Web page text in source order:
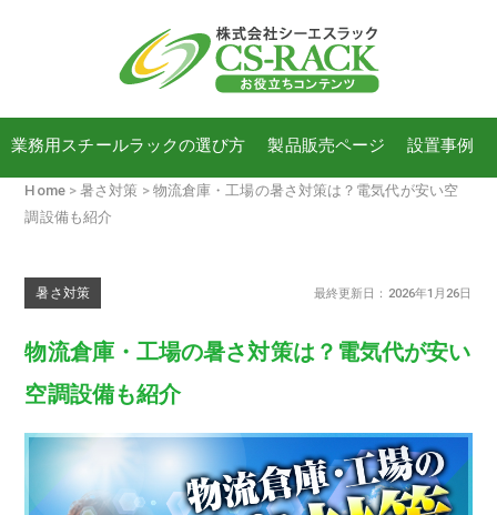
業務用スチールラックの選び方 製品販売ページ 設置事例
Home 暑さ対策
物流倉庫・工場の暑さ対策は？電気代が安い空
調設備も紹介
暑さ対策 最終更新日：2026年1月26日
物流倉庫・工場の暑さ対策は？電気代が安い
空調設備も紹介